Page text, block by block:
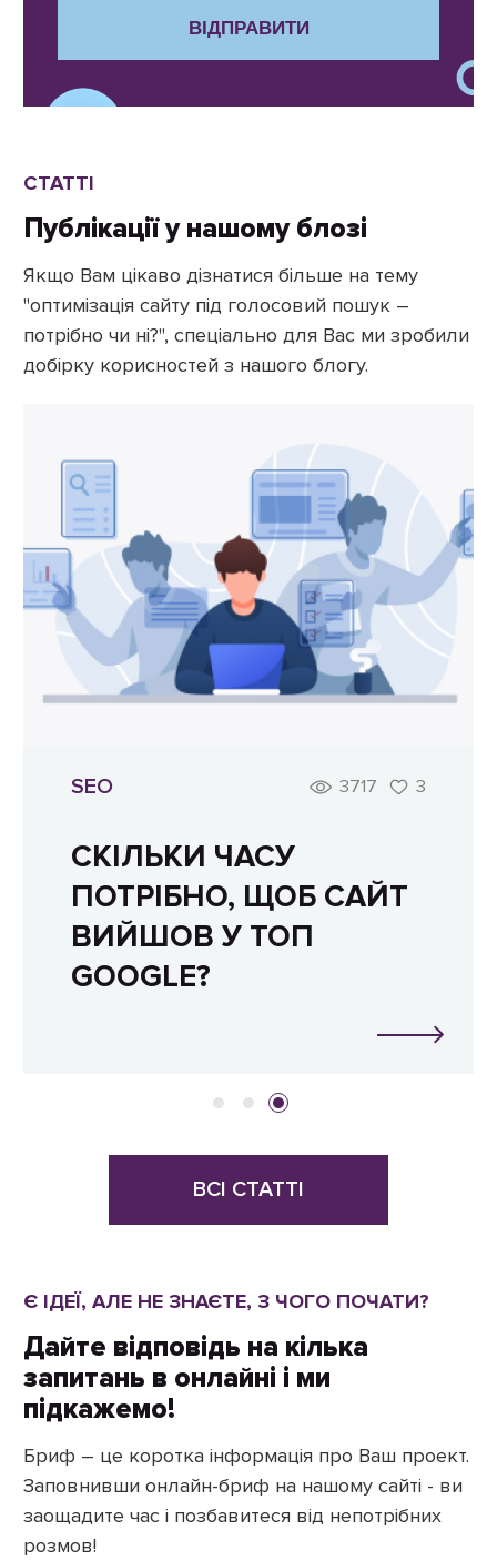
ВІДПРАВИТИ
СТАТТІ
Публікації у нашому блозі
Якщо Вам цікаво дізнатися більше на тему
"оптимізація сайту під голосовий пошук –
потрібно чи ні?", спеціально для Вас ми зробили
добірку корисностей з нашого блогу.
SEO 3717 3
СКІЛЬКИ ЧАСУ
ПОТРІБНО, ЩОБ САЙТ
ВИЙШОВ У ТОП
GOOGLE?
ВСІ СТАТТІ
Є ІДЕЇ, АЛЕ НЕ ЗНАЄТЕ, З ЧОГО ПОЧАТИ?
Дайте відповідь на кілька
запитань в онлайні і ми
підкажемо!
Бриф – це коротка інформація про Ваш проект.
Заповнивши онлайн-бриф на нашому сайті - ви
заощадите час і позбавитеся від непотрібних
розмов!